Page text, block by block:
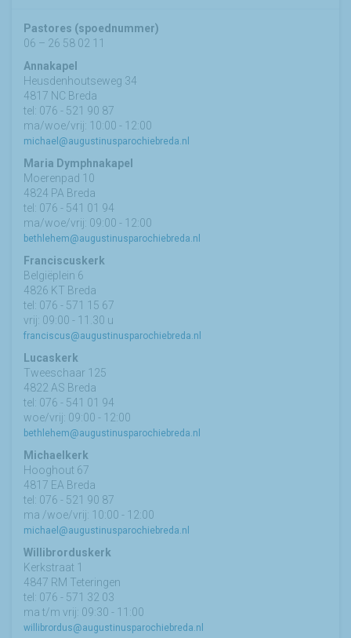
Pastores (spoednummer)
06 – 26 58 02 11
Annakapel
Heusdenhoutseweg 34
4817 NC Breda
tel: 076 - 521 90 87
ma/woe/vrij: 10:00 - 12:00
michael@augustinusparochiebreda.nl
Maria Dymphnakapel
Moerenpad 10
4824 PA Breda
tel: 076 - 541 01 94
ma/woe/vrij: 09:00 - 12:00
bethlehem@augustinusparochiebreda.nl
Franciscuskerk
Belgiëplein 6
4826 KT Breda
tel: 076 - 571 15 67
vrij: 09:00 - 11.30 u
franciscus@augustinusparochiebreda.nl
Lucaskerk
Tweeschaar 125
4822 AS Breda
tel: 076 - 541 01 94
woe/vrij: 09:00 - 12:00
bethlehem@augustinusparochiebreda.nl
Michaelkerk
Hooghout 67
4817 EA Breda
tel: 076 - 521 90 87
ma /woe/vrij: 10:00 - 12:00
michael@augustinusparochiebreda.nl
Willibrorduskerk
Kerkstraat 1
4847 RM Teteringen
tel: 076 - 571 32 03
ma t/m vrij: 09:30 - 11:00
willibrordus@augustinusparochiebreda.nl